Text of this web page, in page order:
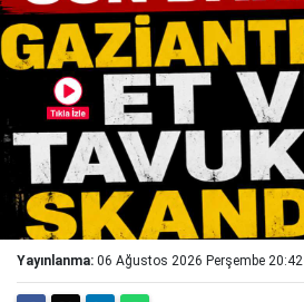
Yayınlanma: 06 Ağustos 2026 Perşembe 20:42